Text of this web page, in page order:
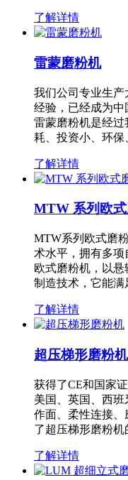
了解详情
雷蒙磨粉机
我们公司专业生产
经验，已经成为中
雷蒙磨粉机是经
耗、投资小、环
了解详情
MTW 系列欧
MTW系列欧式磨
术水平，拥有多
欧式磨粉机，以
制造技术，它能
了解详情
超压梯形磨粉机
获得了CE和国家
美国、英国、西
作面、柔性连接、
了超压梯形磨粉
了解详情